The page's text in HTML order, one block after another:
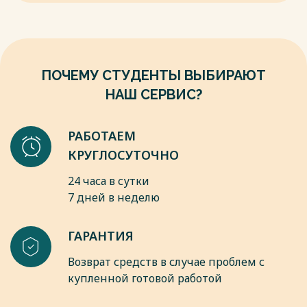
Весь текст будет доступенпосле покупки
ПОЧЕМУ СТУДЕНТЫ ВЫБИРАЮТ
НАШ СЕРВИС?
РАБОТАЕМ
КРУГЛОСУТОЧНО
24 часа в сутки
7 дней в неделю
ГАРАНТИЯ
Возврат средств в случае проблем с
купленной готовой работой